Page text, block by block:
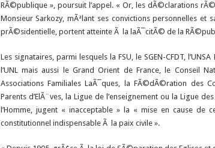
RÃ©publique », poursuit l’appel. « Or, les dÃ©clarations
Monsieur Sarkozy, mÃªlant ses convictions personnelles et
prÃ©sidentielle, portent atteinte Ã la laÃ¯citÃ© de la
Les signataires, parmi lesquels la FSU, le SGEN-CFDT, l’UNSA
l’UNL mais aussi le Grand Orient de France, le Conseil
Associations Familiales LaÃ¯ques, la FÃ©dÃ©ration des
Parents d’ElÃ¨ves, la Ligue de l’enseignement ou la Ligue
l’Homme, jugent « inacceptable » la « mise en cause de
constitutionnel indispensable Ã la paix civile ».